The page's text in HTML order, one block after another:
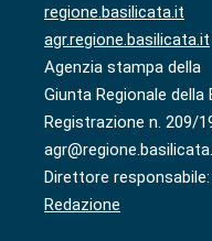
regione.basilicata.it
agr.regione.basilicata.it
Agenzia stampa della
Giunta Regionale della
Registrazione n. 209/
Direttore responsabile:
Redazione